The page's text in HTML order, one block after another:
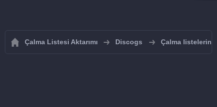
Çalma Listesi Aktarımı Discogs Çalma listelerini